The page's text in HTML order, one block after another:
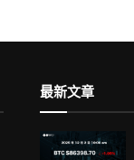
最新文章